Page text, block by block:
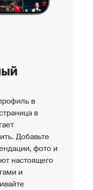
в
в
Добавьте
фото и
настоящего
и